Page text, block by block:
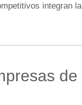
integran